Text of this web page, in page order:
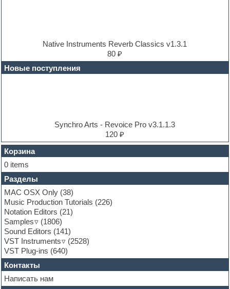
E-MU Samples
Electric guitar
Electric piano
EXS24 Instruments
FL Studio
Flute
Folk samples
Fruityloops
Funk
Garritan
General MIDI kits
Guitar emulation
Guitar loops
Guitar processing and effects
Hands-up samples
Hardstyle
Heavy metal sample packs
Hip-hop
House music
Native Instruments Reverb Classics v1.3.1
80 ₽
Новые поступления
Synchro Arts - Revoice Pro v3.1.1.3
120 ₽
Корзина
0 items
Разделы
MAC OSX Only (38)
Music Production Tutorials (226)
Notation Editors (21)
Samples
(1806)
Sound Editors (141)
VST Instruments
(2528)
VST Plug-ins (640)
Контакты
Написать нам